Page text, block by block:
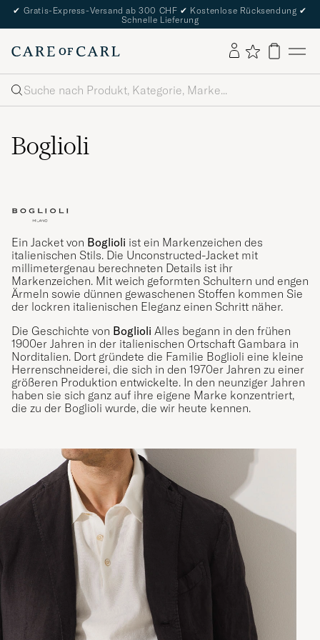
✔ Gratis-Express-Versand ab 300 CHF ✔ Kostenlose Rücksendung ✔
Schnelle Lieferung
Suche
Boglioli
Ein Jacket von Boglioli ist ein Markenzeichen des
italienischen Stils. Die Unconstructed-Jacket mit
millimetergenau berechneten Details ist ihr
Markenzeichen. Mit weich geformten Schultern und engen
Ärmeln sowie dünnen gewaschenen Stoffen kommen Sie
der lockren italienischen Eleganz einen Schritt näher.
Die Geschichte von Boglioli Alles begann in den frühen
1900er Jahren in der italienischen Ortschaft Gambara in
Norditalien. Dort gründete die Familie Boglioli eine kleine
Herrenschneiderei, die sich in den 1970er Jahren zu einer
größeren Produktion entwickelte. In den neunziger Jahren
haben sie sich ganz auf ihre eigene Marke konzentriert,
die zu der Boglioli wurde, die wir heute kennen.